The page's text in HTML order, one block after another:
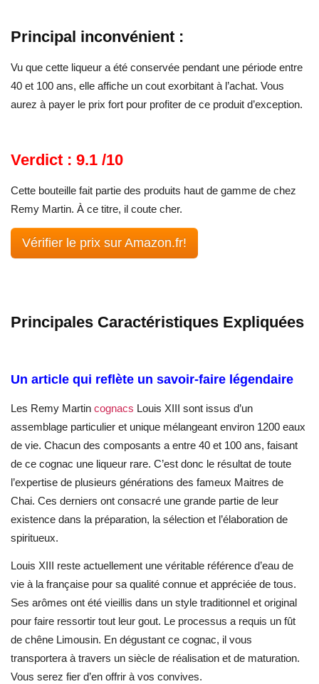
Principal inconvénient :
Vu que cette liqueur a été conservée pendant une période entre
40 et 100 ans, elle affiche un cout exorbitant à l’achat. Vous
aurez à payer le prix fort pour profiter de ce produit d’exception.
Verdict : 9.1 /10
Cette bouteille fait partie des produits haut de gamme de chez
Remy Martin. À ce titre, il coute cher.
Vérifier le prix sur Amazon.fr!
Principales Caractéristiques Expliquées
Un article qui reflète un savoir-faire légendaire
Les Remy Martin cognacs Louis XIII sont issus d’un
assemblage particulier et unique mélangeant environ 1200 eaux
de vie. Chacun des composants a entre 40 et 100 ans, faisant
de ce cognac une liqueur rare. C’est donc le résultat de toute
l’expertise de plusieurs générations des fameux Maitres de
Chai. Ces derniers ont consacré une grande partie de leur
existence dans la préparation, la sélection et l’élaboration de
spiritueux.
Louis XIII reste actuellement une véritable référence d’eau de
vie à la française pour sa qualité connue et appréciée de tous.
Ses arômes ont été vieillis dans un style traditionnel et original
pour faire ressortir tout leur gout. Le processus a requis un fût
de chêne Limousin. En dégustant ce cognac, il vous
transportera à travers un siècle de réalisation et de maturation.
Vous serez fier d’en offrir à vos convives.